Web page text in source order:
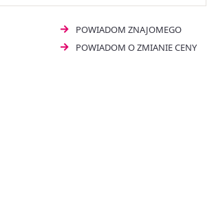
POWIADOM ZNAJOMEGO
POWIADOM O ZMIANIE CENY